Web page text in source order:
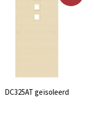
DC325AT geïsoleerd